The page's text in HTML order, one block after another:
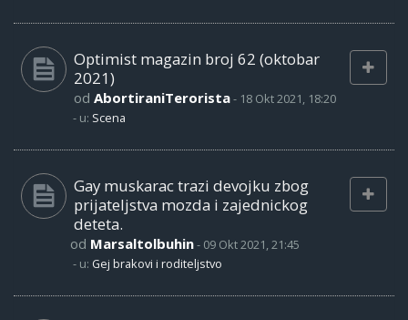
Optimist magazin broj 62 (oktobar
2021)
od AbortiraniTerorista- 18 Okt 2021, 18:20
- u: Scena
Gay muskarac trazi devojku zbog
prijateljstva mozda i zajednickog
deteta.
od Marsaltolbuhin- 09 Okt 2021, 21:45
- u: Gej brakovi i roditeljstvo